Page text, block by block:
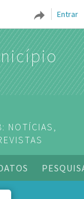
Entrar
NOTÍCIAS,